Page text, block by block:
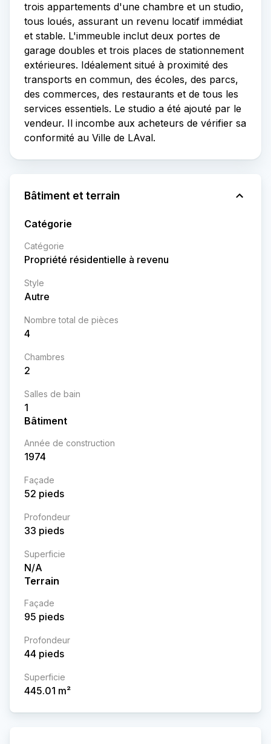
trois appartements d'une chambre et un studio,
tous loués, assurant un revenu locatif immédiat
et stable. L'immeuble inclut deux portes de
garage doubles et trois places de stationnement
extérieures. Idéalement situé à proximité des
transports en commun, des écoles, des parcs,
des commerces, des restaurants et de tous les
services essentiels. Le studio a été ajouté par le
vendeur. Il incombe aux acheteurs de vérifier sa
conformité au Ville de LAval.
Bâtiment et terrain
Catégorie
Catégorie
Propriété résidentielle à revenu
Style
Autre
Nombre total de pièces
4
Chambres
2
Salles de bain
1
Bâtiment
Année de construction
1974
Façade
52 pieds
Profondeur
33 pieds
Superficie
N/A
Terrain
Façade
95 pieds
Profondeur
44 pieds
Superficie
445.01 m²